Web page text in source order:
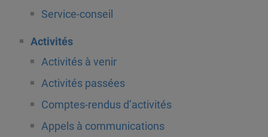
Service-conseil
Activités
Activités à venir
Activités passées
Comptes-rendus d’activités
Appels à communications